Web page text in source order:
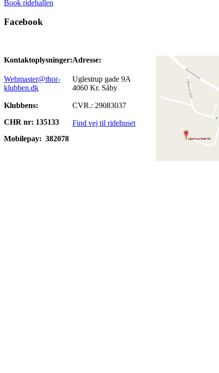
Book ridehallen
Facebook
Kontaktoplysninger:
Webmaster@thor-
klubben.dk
Klubbens:
CHR nr: 135133
Mobilepay: 382078
Adresse:
Uglestrup gade 9A
4060 Kr. Såby
CVR.: 29083037
Find vej til ridehuset